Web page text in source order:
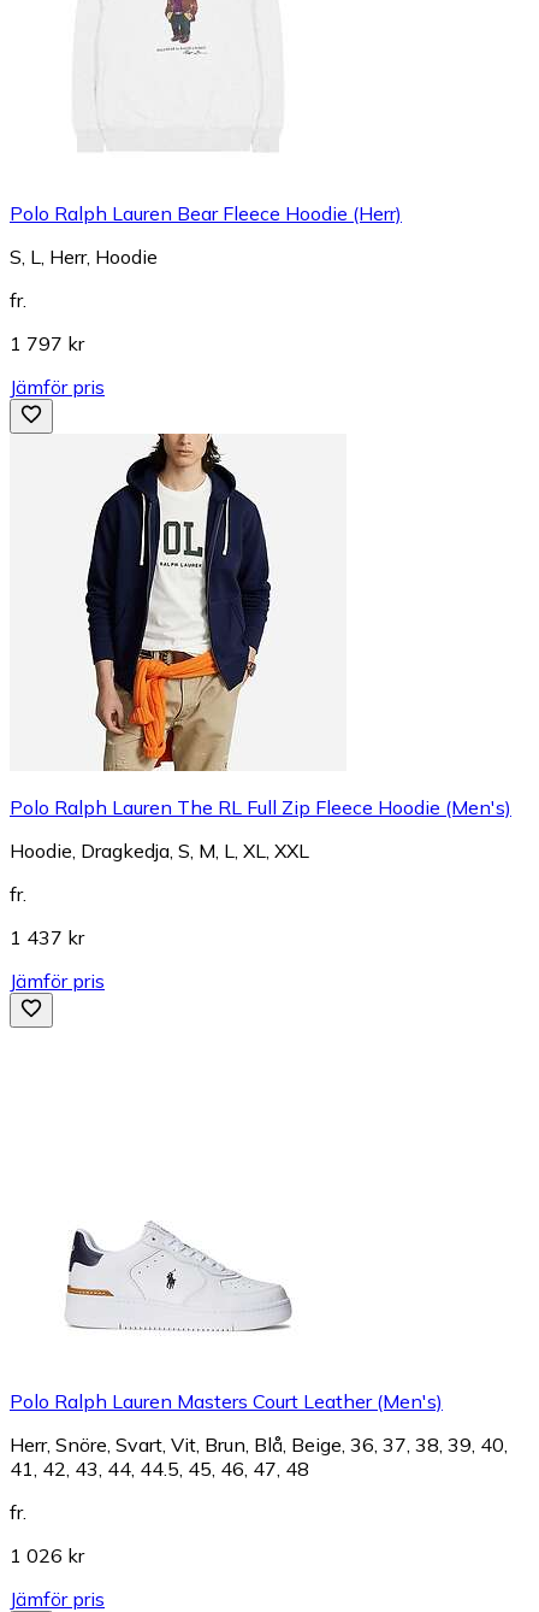
Polo Ralph Lauren Bear Fleece Hoodie (Herr)
S, L, Herr, Hoodie
fr.
1 797 kr
Jämför pris
Polo Ralph Lauren The RL Full Zip Fleece Hoodie (Men's)
Hoodie, Dragkedja, S, M, L, XL, XXL
fr.
1 437 kr
Jämför pris
Polo Ralph Lauren Masters Court Leather (Men's)
Herr, Snöre, Svart, Vit, Brun, Blå, Beige, 36, 37, 38, 39, 40,
41, 42, 43, 44, 44.5, 45, 46, 47, 48
fr.
1 026 kr
Jämför pris